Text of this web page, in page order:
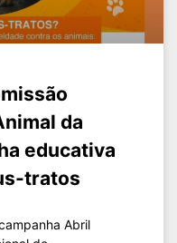
da
educativa
tratos
Abril